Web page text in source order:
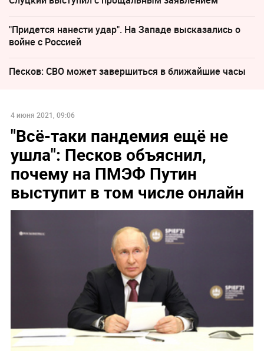
"Придется нанести удар". На Западе высказались о
войне с Россией
Песков: СВО может завершиться в ближайшие часы
4 июня 2021, 09:06
"Всё-таки пандемия ещё не
ушла": Песков объяснил,
почему на ПМЭФ Путин
выступит в том числе онлайн